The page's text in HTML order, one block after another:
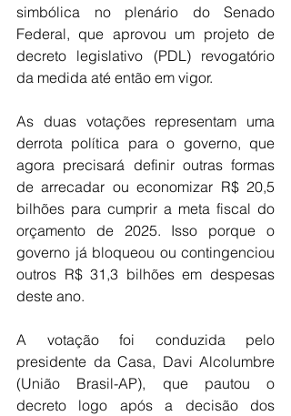
simbólica no plenário do Senado
Federal, que aprovou um projeto de
decreto legislativo (PDL) revogatório
da medida até então em vigor.
As duas votações representam uma
derrota política para o governo, que
agora precisará definir outras formas
de arrecadar ou economizar R$ 20,5
bilhões para cumprir a meta fiscal do
orçamento de 2025. Isso porque o
governo já bloqueou ou contingenciou
outros R$ 31,3 bilhões em despesas
deste ano.
A votação foi conduzida pelo
presidente da Casa, Davi Alcolumbre
(União Brasil-AP), que pautou o
decreto logo após a decisão dos